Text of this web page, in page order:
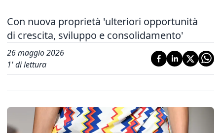
Con nuova proprietà 'ulteriori opportunità
di crescita, sviluppo e consolidamento'
26 maggio 2026
1' di lettura